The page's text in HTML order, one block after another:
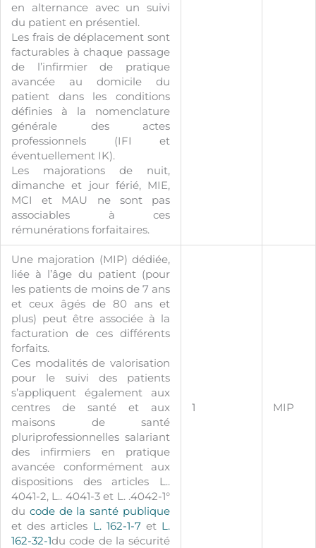
en alternance avec un suivi
du patient en présentiel.
Les frais de déplacement sont
facturables à chaque passage
de l’infirmier de pratique
avancée au domicile du
patient dans les conditions
définies à la nomenclature
générale des actes
professionnels (IFI et
éventuellement IK).
Les majorations de nuit,
dimanche et jour férié, MIE,
MCI et MAU ne sont pas
associables à ces
rémunérations forfaitaires.
Une majoration (MIP) dédiée,
liée à l’âge du patient (pour
les patients de moins de 7 ans
et ceux âgés de 80 ans et
plus) peut être associée à la
facturation de ces différents
forfaits.
Ces modalités de valorisation
pour le suivi des patients
s’appliquent également aux
centres de santé et aux
maisons de santé
pluriprofessionnelles salariant
des infirmiers en pratique
avancée conformément aux
dispositions des articles L..
4041-2, L.. 4041-3 et L. .4042-1°
du code de la santé publique
et des articles L. 162-1-7et L.
162-32-1du code de la sécurité
1 MIP